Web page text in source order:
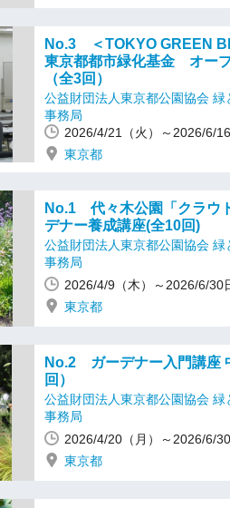
No.3 ＜TOKYO GREEN
東京都都市緑化基金 オー
（全3回）
公益財団法人東京都公園協会 緑
事務局
2026/4/21（火）～2026/6/16
東京都
No.1 代々木公園「クラウ
デナー養成講座(全10回)
公益財団法人東京都公園協会 緑
事務局
2026/4/9（木）～2026/6/30
東京都
No.2 ガーデナー入門講座
回）
公益財団法人東京都公園協会 緑
事務局
2026/4/20（月）～2026/6/30
東京都